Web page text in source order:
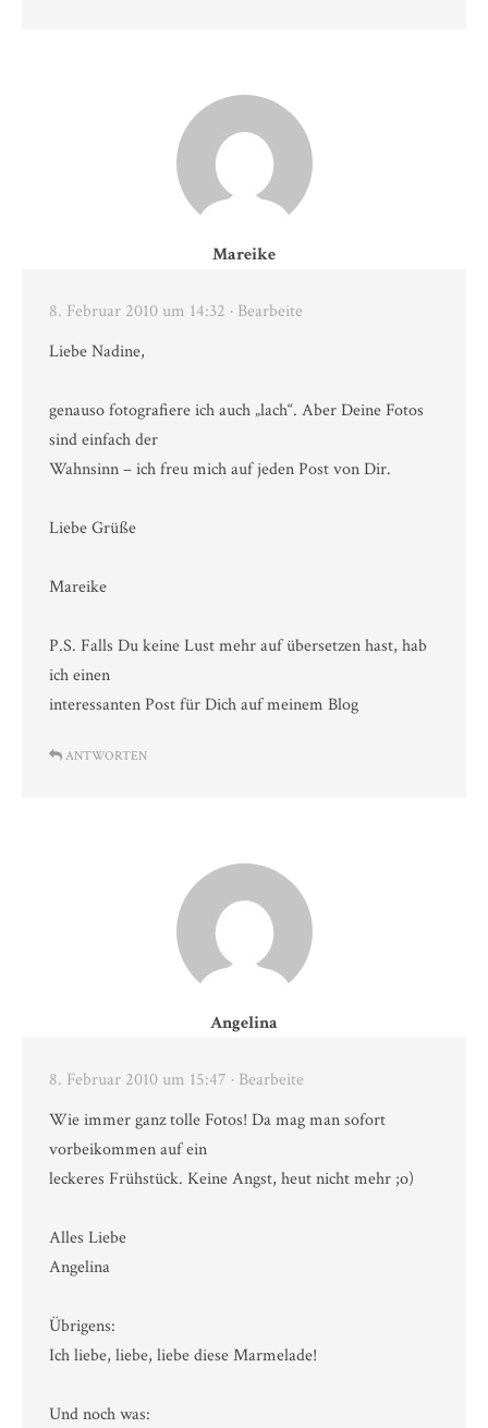
Mareike
8. Februar 2010 um 14:32 · Bearbeite
Liebe Nadine,
genauso fotografiere ich auch „lach“. Aber Deine Fotos
sind einfach der
Wahnsinn – ich freu mich auf jeden Post von Dir.
Liebe Grüße
Mareike
P.S. Falls Du keine Lust mehr auf übersetzen hast, hab
ich einen
interessanten Post für Dich auf meinem Blog
ANTWORTEN
Angelina
8. Februar 2010 um 15:47 · Bearbeite
Wie immer ganz tolle Fotos! Da mag man sofort
vorbeikommen auf ein
leckeres Frühstück. Keine Angst, heut nicht mehr ;o)
Alles Liebe
Angelina
Übrigens:
Ich liebe, liebe, liebe diese Marmelade!
Und noch was: